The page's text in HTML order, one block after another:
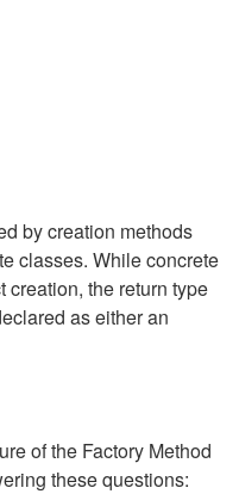
by creation methods
classes. While concrete
the return type
as either an
of the Factory Method
these questions: